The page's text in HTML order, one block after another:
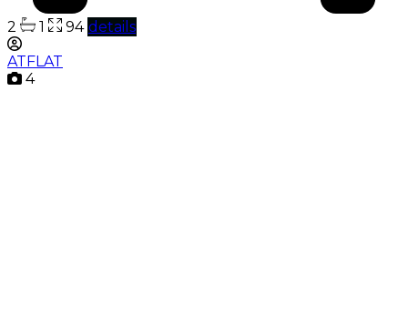
2 1 94 details
ATFLAT
4